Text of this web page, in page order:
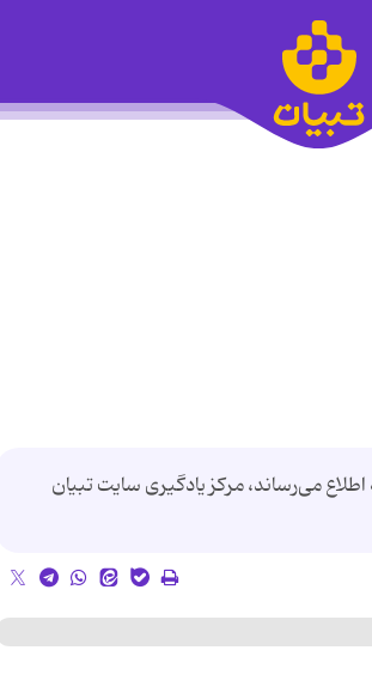
می‌رساند، مرکز یادگیری سایت تبیان